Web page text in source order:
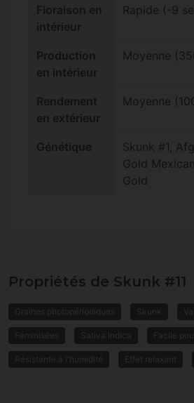
Floraison en
intérieur
Rapide (-9
Production
en intérieur
Moyenne
Rendement
en extérieur
Moyenne
Génétique
Skunk #1,
Gold
Gold
Propriétés de Skunk #11
Graines photopériodiques Skunk
Féminisées Sativa Indica Facile
Résistante à l'humidité Effet relaxant